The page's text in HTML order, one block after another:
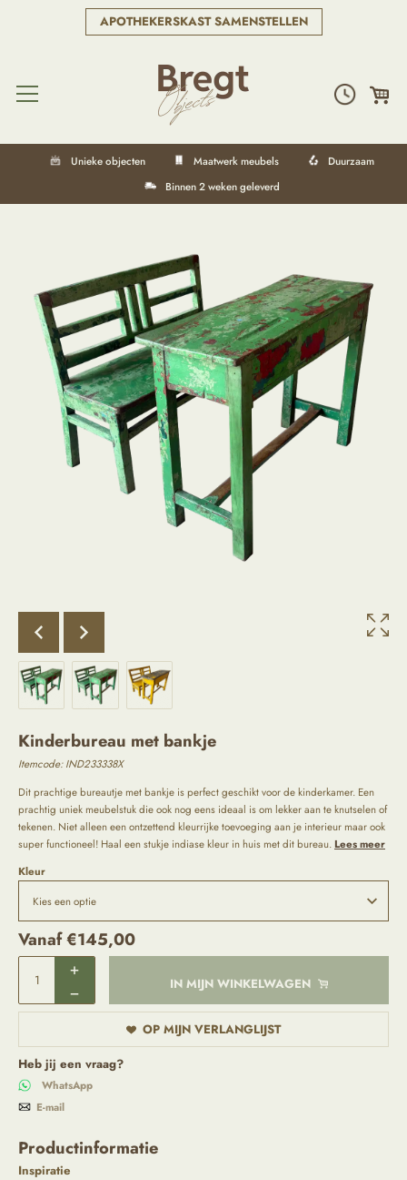
APOTHEKERSKAST SAMENSTELLEN
Unieke objecten Maatwerk meubels
Duurzaam
Binnen 2 weken geleverd
Kinderbureau met bankje
Itemcode: IND233338X
Dit prachtige bureautje met bankje is perfect geschikt voor de kinderkamer. Een
prachtig uniek meubelstuk die ook nog eens ideaal is om lekker aan te knutselen of
tekenen. Niet alleen een ontzettend kleurrijke toevoeging aan je interieur maar ook
super functioneel! Haal een stukje indiase kleur in huis met dit bureau.Lees meer
Kleur
Vanaf€145,00
IN MIJN WINKELWAGEN
OP MIJN VERLANGLIJST
Heb jij een vraag?
WhatsApp
E-mail
Productinformatie
Inspiratie